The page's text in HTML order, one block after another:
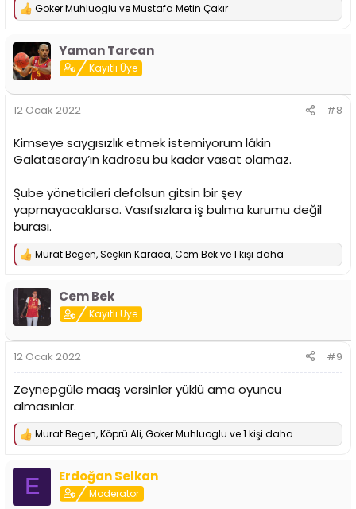
T
k
i
l
:
Goker Muhluoglu veMustafa Metin Çakır
Yaman Tarcan
Kayıtlı Üye
12 Ocak 2022 #8
Kimseye saygısızlık etmek istemiyorum lâkin
Galatasaray’ın kadrosu bu kadar vasat olamaz.
Şube yöneticileri defolsun gitsin bir şey
yapmayacaklarsa. Vasıfsızlara iş bulma kurumu değil
burası.
T
p
k
l
:
Murat Begen,Seçkin Karaca,Cem Bekve 1 kişi daha
Cem Bek
Kayıtlı Üye
12 Ocak 2022 #9
Zeynepgüle maaş versinler yüklü ama oyuncu
almasınlar.
T
Murat Begen,Köprü Ali,Goker Muhluoglu ve 1 kişi daha
E Erdoğan Selkan
Moderator